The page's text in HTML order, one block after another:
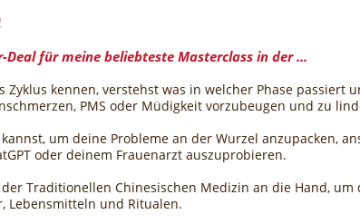
Deal für meine beliebteste Masterclass in der ...
Zyklus kennen, verstehst was in welcher Phase passiert
PMS oder Müdigkeit vorzubeugen und zu
um deine Probleme an der Wurzel anzupacken,
oder deinem Frauenarzt auszuprobieren.
Traditionellen Chinesischen Medizin an die Hand, um
Lebensmitteln und Ritualen.